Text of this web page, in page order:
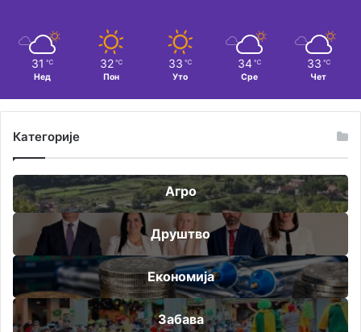
31 ℃
Нед
32 ℃
Пон
33 ℃
Уто
34 ℃
Сре
33 ℃
Чет
Категорије
Агро
Друштво
Економија
Забава